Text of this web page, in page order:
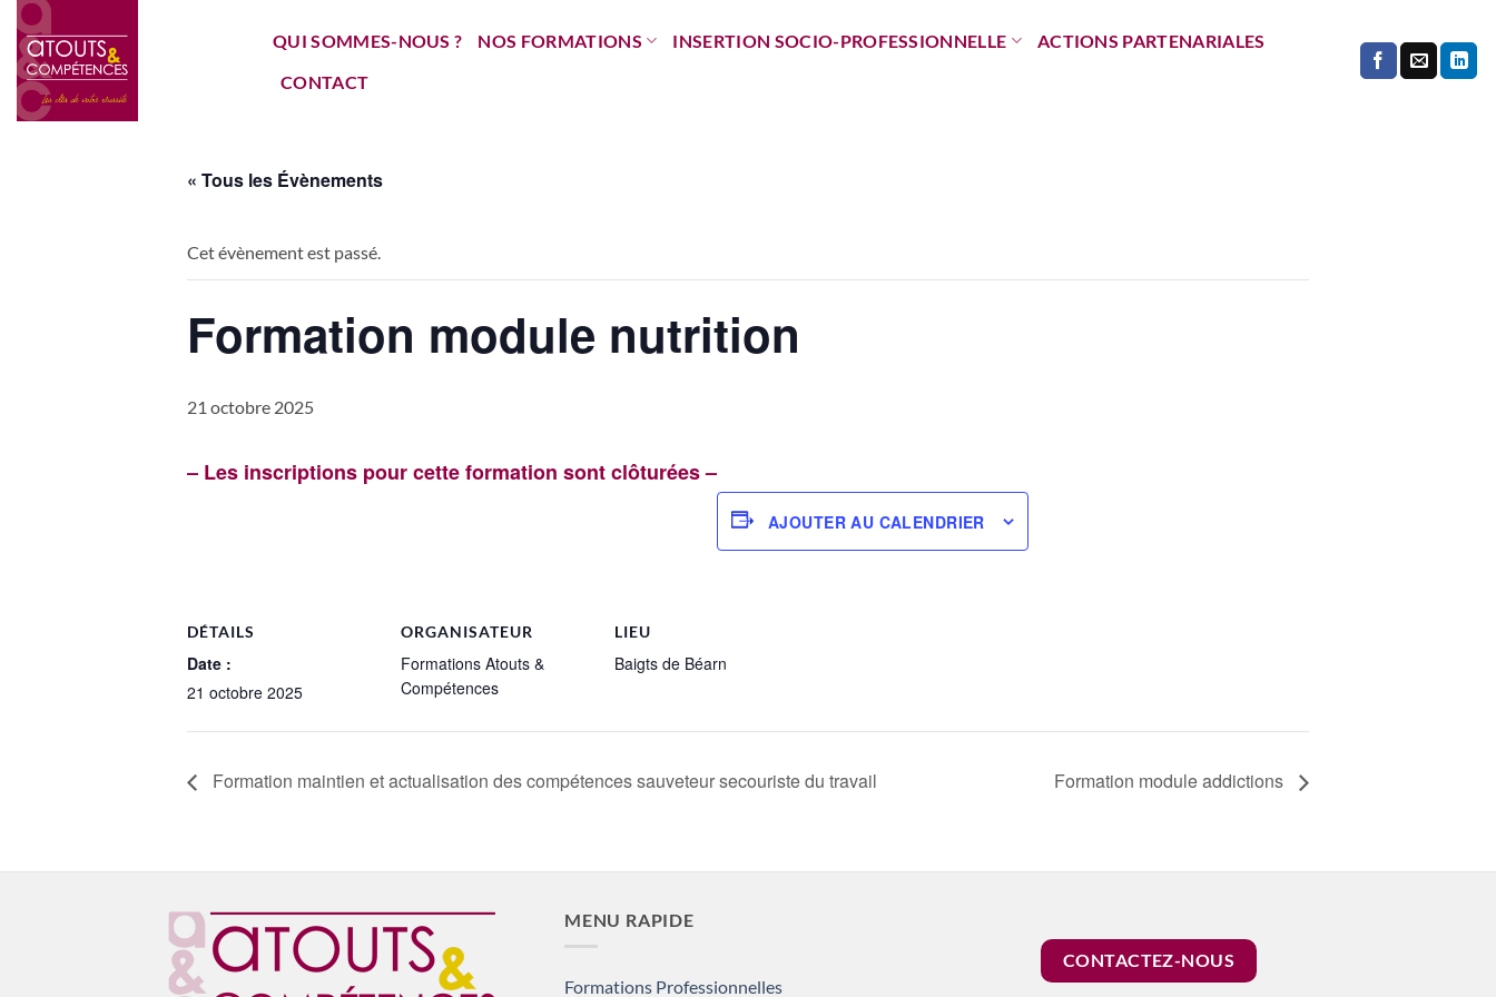
Passer
contenu
QUI SOMMES-NOUS ? NOS FORMATIONS INSERTION SOCIO-PROFESSIONNELLE
ACTIONS PARTENARIALES
CONTACT
« Tous les Évènements
Cet évènement est passé.
Formation module nutrition
21 octobre 2025
– Les inscriptions pour cette formation sont clôturées –
AJOUTER AU CALENDRIER
DÉTAILS
Date :
21 octobre 2025
ORGANISATEUR
Formations Atouts &
Compétences
LIEU
Baigts de Béarn
Formation maintien et actualisation des compétences sauveteur secouriste du travail Formation module addictions
MENU RAPIDE
Formations Professionnelles
CONTACTEZ-NOUS